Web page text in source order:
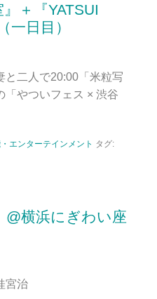
』＋『YATSUI
一日目）
と二人で20:00「米粒写
「やついフェス × 渋谷
エンターテインメント タグ:
@横浜にぎわい座
宮治